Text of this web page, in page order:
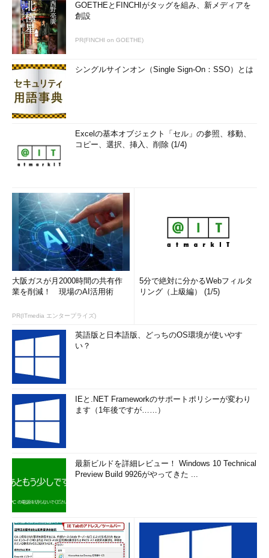
GOETHEとFINCHIがタッグを組み、新メディアを
創設
PR(FINCHI on GOETHE)
シングルサインオン（Single Sign-On：SSO）とは
Excelの基本オブジェクト「セル」の参照、移動、
コピー、選択、挿入、削除 (1/4)
大阪ガスが月2000時間の共有作
業を削減！ 現場のAI活用術
PR(ITmedia エンタープライズ)
5分で絶対に分かるWebフィルタ
リング（上級編） (1/5)
英語版と日本語版、どっちのOS環境が使いやす
い？
IEと.NET Frameworkのサポートポリシーが変わり
ます（1年後ですが……）
最新ビルドを詳細レビュー！ Windows 10 Technical
Preview Build 9926がやってきた ...